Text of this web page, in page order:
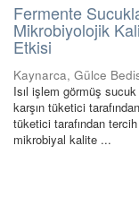
Fermente
Mikrobiyolojik
Etkisi
Kaynarca, Gülce
Isıl işlem görmüş
karşın tüketici
tüketici tarafından
mikrobiyal kalite ...